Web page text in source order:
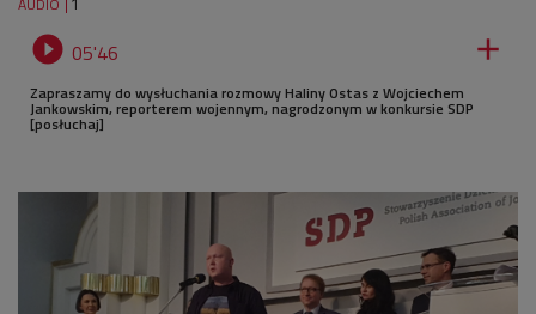
 05'46 
Zapraszamy do wysłuchania rozmowy Haliny Ostas z Wojciechem
Jankowskim, reporterem wojennym, nagrodzonym w konkursie SDP
[posłuchaj]